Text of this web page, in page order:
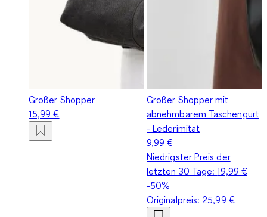
Großer Shopper
15,99 €
Großer Shopper mit
abnehmbarem Taschengurt
- Lederimitat
9,99 €
Niedrigster Preis der
letzten 30 Tage:19,99 €
-50%
Originalpreis: 25,99 €